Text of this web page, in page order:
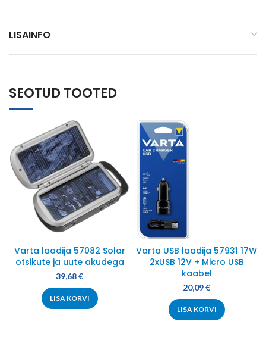
LISAINFO
SEOTUD TOOTED
Varta laadija 57082 Solar
otsikute ja uute akudega
39,68€
LISA KORVI
Varta USB laadija 57931 17W
2xUSB 12V + Micro USB
kaabel
20,09€
LISA KORVI